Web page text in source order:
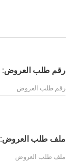
رقم طلب العروض:
ملف طلب العروض: